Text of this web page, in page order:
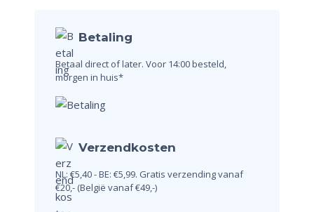
Betaling
Betaal direct of later. Voor 14:00 besteld,
morgen in huis*
Verzendkosten
NL: €5,40 - BE: €5,99. Gratis verzending vanaf
€20,- (België vanaf €49,-)